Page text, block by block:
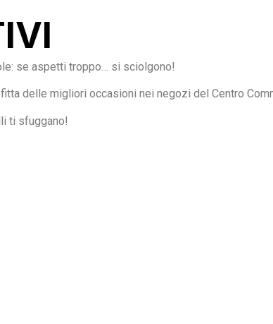
se aspetti troppo… si sciolgono!
delle migliori occasioni nei negozi del Centro
ti sfuggano!